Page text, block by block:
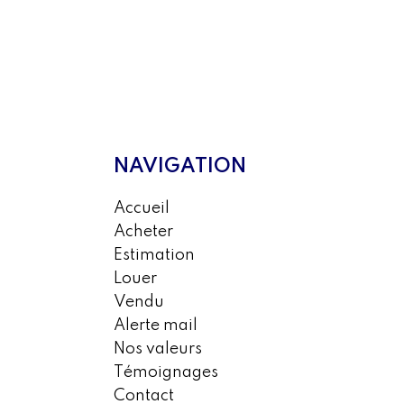
NAVIGATION
Accueil
Acheter
Estimation
Louer
Vendu
Alerte mail
Nos valeurs
Témoignages
Contact